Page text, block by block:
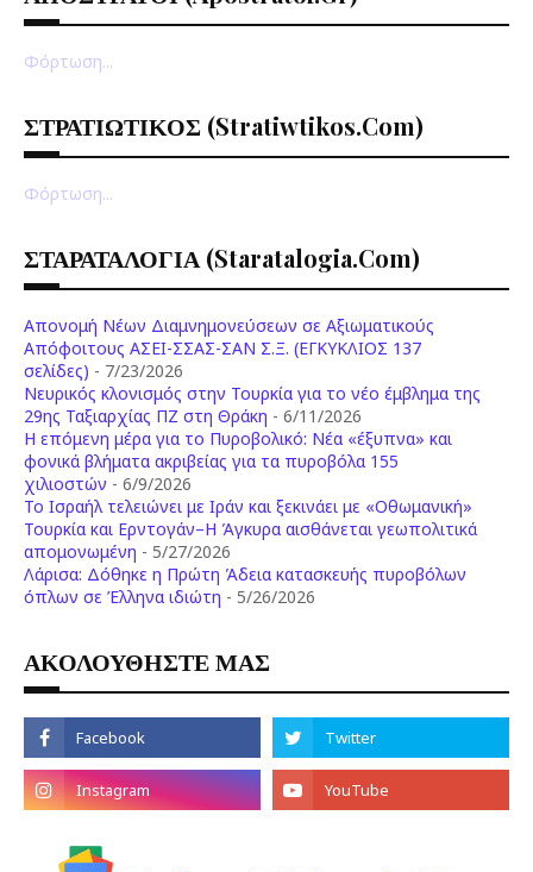
Φόρτωση...
ΣΤΡΑΤΙΩΤΙΚΟΣ (stratiwtikos.com)
Φόρτωση...
ΣΤΑΡΑΤΑΛΟΓΙΑ (staratalogia.com)
Απονομή Νέων Διαμνημονεύσεων σε Αξιωματικούς
Απόφοιτους ΑΣΕΙ-ΣΣΑΣ-ΣΑΝ Σ.Ξ. (ΕΓΚΥΚΛΙΟΣ 137
σελίδες) - 7/23/2026
Νευρικός κλονισμός στην Τουρκία για το νέο έμβλημα της
29ης Ταξιαρχίας ΠΖ στη Θράκη - 6/11/2026
Η επόμενη μέρα για το Πυροβολικό: Νέα «έξυπνα» και
φονικά βλήματα ακριβείας για τα πυροβόλα 155
χιλιοστών - 6/9/2026
Το Ισραήλ τελειώνει με Ιράν και ξεκινάει με «Οθωμανική»
Τουρκία και Ερντογάν–Η Άγκυρα αισθάνεται γεωπολιτικά
απομονωμένη - 5/27/2026
Λάρισα: Δόθηκε η Πρώτη Άδεια κατασκευής πυροβόλων
όπλων σε Έλληνα ιδιώτη - 5/26/2026
ΑΚΟΛΟΥΘΗΣΤΕ ΜΑΣ